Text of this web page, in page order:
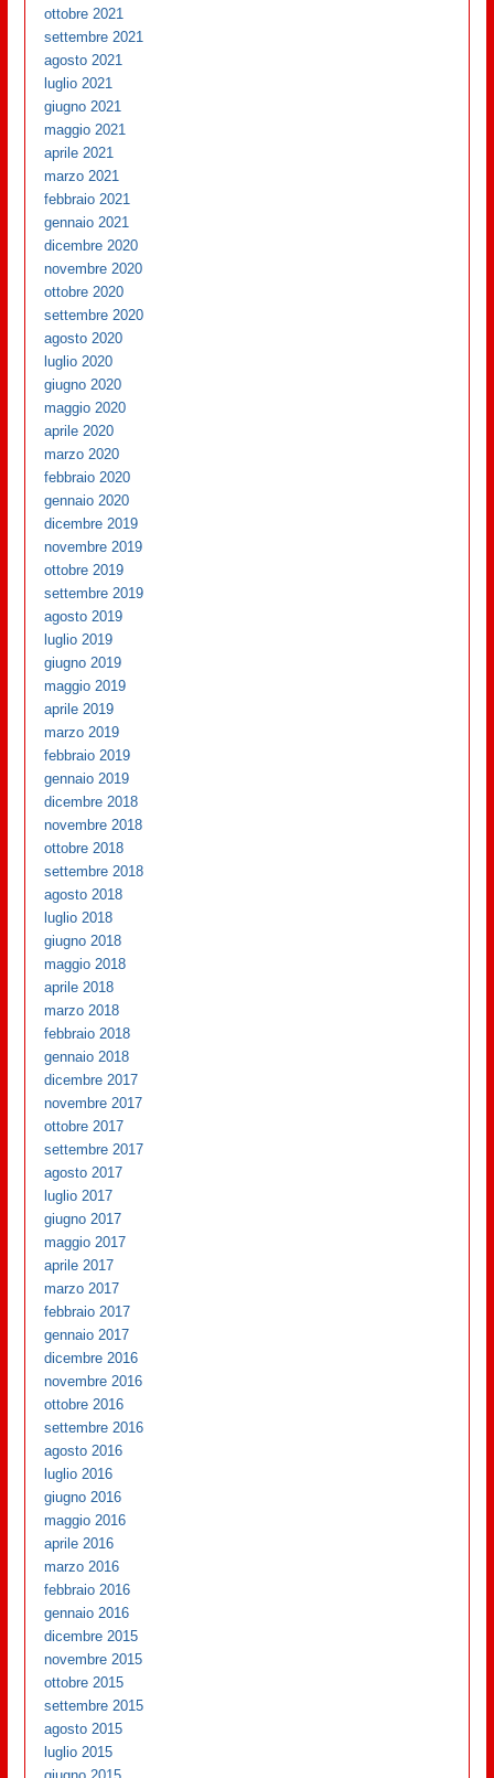
ottobre 2021
settembre 2021
agosto 2021
luglio 2021
giugno 2021
maggio 2021
aprile 2021
marzo 2021
febbraio 2021
gennaio 2021
dicembre 2020
novembre 2020
ottobre 2020
settembre 2020
agosto 2020
luglio 2020
giugno 2020
maggio 2020
aprile 2020
marzo 2020
febbraio 2020
gennaio 2020
dicembre 2019
novembre 2019
ottobre 2019
settembre 2019
agosto 2019
luglio 2019
giugno 2019
maggio 2019
aprile 2019
marzo 2019
febbraio 2019
gennaio 2019
dicembre 2018
novembre 2018
ottobre 2018
settembre 2018
agosto 2018
luglio 2018
giugno 2018
maggio 2018
aprile 2018
marzo 2018
febbraio 2018
gennaio 2018
dicembre 2017
novembre 2017
ottobre 2017
settembre 2017
agosto 2017
luglio 2017
giugno 2017
maggio 2017
aprile 2017
marzo 2017
febbraio 2017
gennaio 2017
dicembre 2016
novembre 2016
ottobre 2016
settembre 2016
agosto 2016
luglio 2016
giugno 2016
maggio 2016
aprile 2016
marzo 2016
febbraio 2016
gennaio 2016
dicembre 2015
novembre 2015
ottobre 2015
settembre 2015
agosto 2015
luglio 2015